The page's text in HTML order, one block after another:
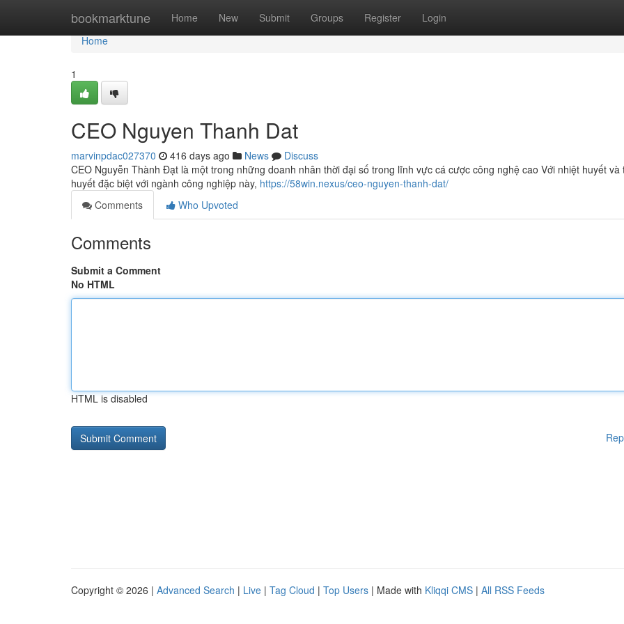
bookmarktune Home New Submit Groups Register Login
Home
Home
1
CEO Nguyen Thanh Dat
marvinpdac027370 416 days ago News
Discuss
CEO Nguyễn Thành Đạt là một trong những doanh nhân thời đại số trong lĩnh vực cá cược công nghệ cao Với nhiệt huyết và
huyết đặc biệt với ngành công nghiệp này, https://58win.nexus/ceo-nguyen-thanh-dat/
Comments
Who Upvoted
Comments
Submit a Comment
No HTML
HTML is disabled
Copyright © 2026 | Advanced Search | Live | Tag Cloud | Top Users | Made with Kliqqi CMS | All RSS Feeds